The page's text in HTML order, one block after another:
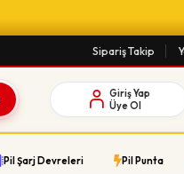
Sipariş Takip
Giriş Yap
Üye Ol
Pil Şarj Devreleri Pil Punta